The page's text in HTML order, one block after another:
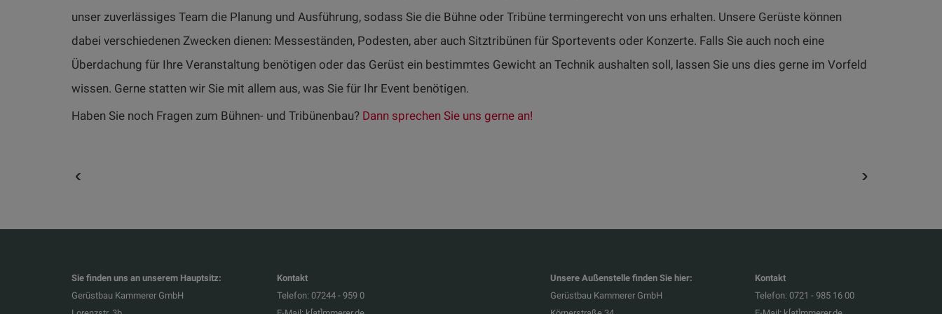
unser zuverlässiges Team die Planung und Ausführung, sodass Sie die Bühne oder Tribüne termingerecht von uns erhalten. Unsere Gerüste können
dabei verschiedenen Zwecken dienen: Messeständen, Podesten, aber auch Sitztribünen für Sportevents oder Konzerte. Falls Sie auch noch eine
Überdachung für Ihre Veranstaltung benötigen oder das Gerüst ein bestimmtes Gewicht an Technik aushalten soll, lassen Sie uns dies gerne im Vorfeld
wissen. Gerne statten wir Sie mit allem aus, was Sie für Ihr Event benötigen.
Haben Sie noch Fragen zum Bühnen- und Tribünenbau? Dann sprechen Sie uns gerne an!
Sie finden uns an unserem Hauptsitz:
Gerüstbau Kammerer GmbH
Kontakt
Telefon: 07244 - 959 0
Unsere Außenstelle finden Sie hier:
Gerüstbau Kammerer GmbH
Kontakt
Telefon: 0721 - 985 16 00